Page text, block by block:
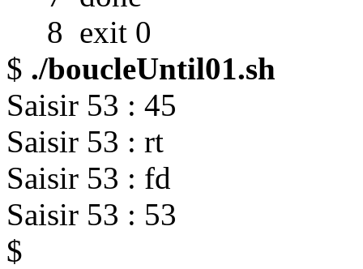
8 exit 0
$ ./boucleUntil01.sh
Saisir 53 : 45
Saisir 53 : rt
Saisir 53 : fd
Saisir 53 : 53
$